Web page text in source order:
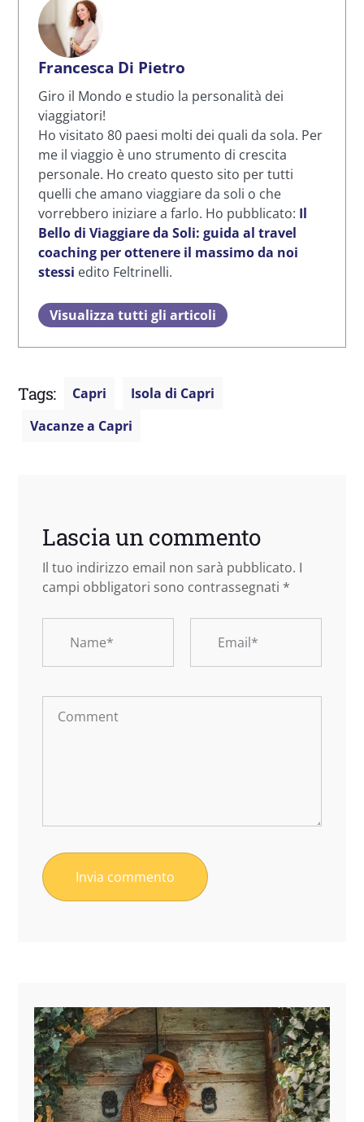
Francesca Di Pietro
Giro il Mondo e studio la personalità dei
viaggiatori!
Ho visitato 80 paesi molti dei quali da sola. Per
me il viaggio è uno strumento di crescita
personale. Ho creato questo sito per tutti
quelli che amano viaggiare da soli o che
vorrebbero iniziare a farlo. Ho pubblicato: Il
Bello di Viaggiare da Soli: guida al travel
coaching per ottenere il massimo da noi
stessi edito Feltrinelli.
Visualizza tutti gli articoli
Tags: Capri
Isola di Capri
Vacanze a Capri
Lascia un commento
Il tuo indirizzo email non sarà pubblicato. I
campi obbligatori sono contrassegnati *